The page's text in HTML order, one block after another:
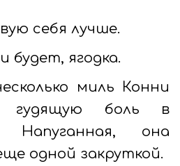
себя лучше.
будет, ягодка.
миль Конни
гудящую боль в
Напуганная, она
одной закруткой.